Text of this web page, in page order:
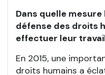
Dans quelle
défense des droits
effectuer leur
En 2015, une
droits humains a